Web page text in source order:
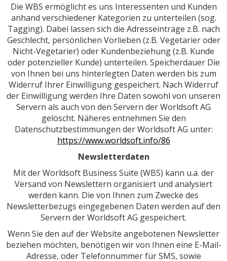
Die WBS ermöglicht es uns Interessenten und Kunden
anhand verschiedener Kategorien zu unterteilen (sog.
Tagging). Dabei lassen sich die Adresseinträge z.B. nach
Geschlecht, persönlichen Vorlieben (z.B. Vegetarier oder
Nicht-Vegetarier) oder Kundenbeziehung (z.B. Kunde
oder potenzieller Kunde) unterteilen. Speicherdauer Die
von Ihnen bei uns hinterlegten Daten werden bis zum
Widerruf Ihrer Einwilligung gespeichert. Nach Widerruf
der Einwilligung werden Ihre Daten sowohl von unseren
Servern als auch von den Servern der Worldsoft AG
gelöscht. Näheres entnehmen Sie den
Datenschutzbestimmungen der Worldsoft AG unter:
https://www.worldsoft.info/86
Newsletterdaten
Mit der Worldsoft Business Suite (WBS) kann u.a. der
Versand von Newslettern organisiert und analysiert
werden kann. Die von Ihnen zum Zwecke des
Newsletterbezugs eingegebenen Daten werden auf den
Servern der Worldsoft AG gespeichert.
Wenn Sie den auf der Website angebotenen Newsletter
beziehen möchten, benötigen wir von Ihnen eine E-Mail-
Adresse, oder Telefonnummer für SMS, sowie